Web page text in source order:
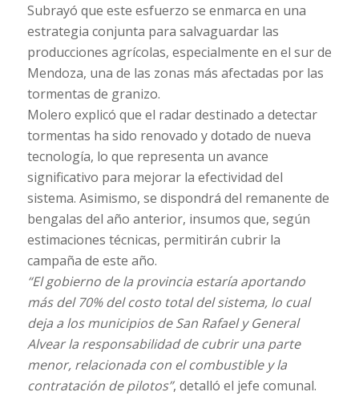
Subrayó que este esfuerzo se enmarca en una
estrategia conjunta para salvaguardar las
producciones agrícolas, especialmente en el sur de
Mendoza, una de las zonas más afectadas por las
tormentas de granizo.
Molero explicó que el radar destinado a detectar
tormentas ha sido renovado y dotado de nueva
tecnología, lo que representa un avance
significativo para mejorar la efectividad del
sistema. Asimismo, se dispondrá del remanente de
bengalas del año anterior, insumos que, según
estimaciones técnicas, permitirán cubrir la
campaña de este año.
“El gobierno de la provincia estaría aportando
más del 70% del costo total del sistema, lo cual
deja a los municipios de San Rafael y General
Alvear la responsabilidad de cubrir una parte
menor, relacionada con el combustible y la
contratación de pilotos”, detalló el jefe comunal.